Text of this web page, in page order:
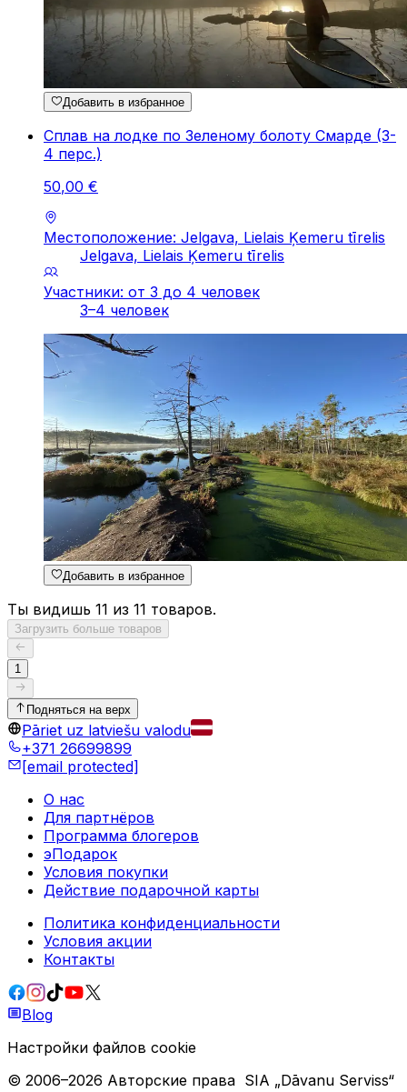
Добавить в избранное
Сплав на лодке по Зеленому болоту Смарде (3-
4 перc.)
50,00 €
Местоположение: Jelgava, Lielais Ķemeru tīrelis
Jelgava, Lielais Ķemeru tīrelis
Участники: от 3 до 4 человек
3–4 человек
Добавить в избранное
Ты видишь 11 из 11 товаров.
Загрузить больше товаров
1
Подняться на верх
Pāriet uz latviešu valodu
+371 26699899
[email protected]
О нас
Для партнёров
Программа блогеров
эПодарок
Условия покупки
Действие подарочной карты
Политика конфиденциальности
Условия акции
Контакты
Blog
Настройки файлов cookie
© 2006–2026 Авторские права SIA „Dāvanu Serviss“